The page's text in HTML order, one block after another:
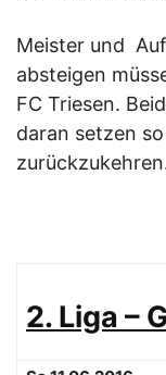
Meister und
absteigen
FC Triesen.
daran setzen
2. Liga –